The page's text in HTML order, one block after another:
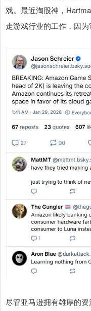
戏。最近淘股神，
走游戏行业的工作，因为
尽管亚马逊拥有雄厚的资